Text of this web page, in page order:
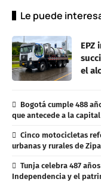
Le puede
EPZ
el
Bogotá cumple 488
que antecede a la capital
Cinco motocicletas
urbanas y rurales de
Tunja celebra 487
Independencia y el